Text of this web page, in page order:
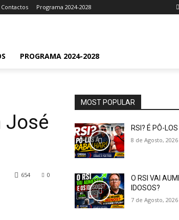
Contactos Programa 2024-2028
PROGRAMA 2024-2028
José
0
654
MOST POPULAR
RSI? É PÔ-
8 de Agosto, 2026
O RSI VAI
IDOSOS?
7 de Agosto, 2026